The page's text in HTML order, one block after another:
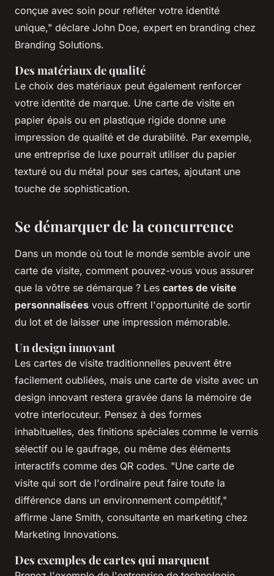
conçue avec soin pour refléter votre identité
unique," déclare John Doe, expert en branding chez
Branding Solutions.
Des matériaux de qualité
Le choix des matériaux peut également renforcer
votre identité de marque. Une carte de visite en
papier épais ou en plastique rigide donne une
impression de qualité et de durabilité. Par exemple,
une entreprise de luxe pourrait utiliser du papier
texturé ou du métal pour ses cartes, ajoutant une
touche de sophistication.
Se démarquer de la concurrence
Dans un monde où tout le monde semble avoir une
carte de visite, comment pouvez-vous vous assurer
que la vôtre se démarque ? Les cartes de visite
personnalisées vous offrent l'opportunité de sortir
du lot et de laisser une impression mémorable.
Un design innovant
Les cartes de visite traditionnelles peuvent être
facilement oubliées, mais une carte de visite avec un
design innovant restera gravée dans la mémoire de
votre interlocuteur. Pensez à des formes
inhabituelles, des finitions spéciales comme le vernis
sélectif ou le gaufrage, ou même des éléments
interactifs comme des QR codes. "Une carte de
visite qui sort de l'ordinaire peut faire toute la
différence dans un environnement compétitif,"
affirme Jane Smith, consultante en marketing chez
Marketing Innovations.
Des exemples de cartes qui marquent